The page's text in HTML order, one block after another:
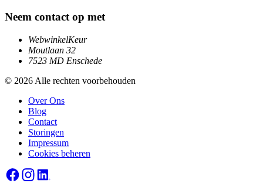
Neem contact op met
WebwinkelKeur
Moutlaan 32
7523 MD Enschede
© 2026 Alle rechten voorbehouden
Over Ons
Blog
Contact
Storingen
Impressum
Cookies beheren